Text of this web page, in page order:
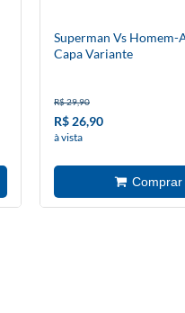
Superman Vs Homem-
Capa Variante
R$ 29,90
R$ 26,90
à vista